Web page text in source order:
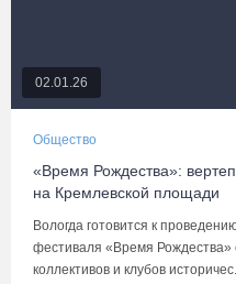
02.01.26
Общество
«Время Рождества»:
на Кремлевской площади
Вологда готовится к
фестиваля «Время Рождества»
коллективов и клубов